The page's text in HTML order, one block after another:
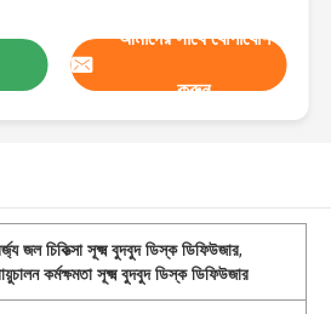
আমাদের সাথে যোগাযোগ
করুন
জল চিকিত্সা সূক্ষ্ম বুদবুদ ডিস্ক ডিফিউজার,
কর্মক্ষমতা সূক্ষ্ম বুদবুদ ডিস্ক ডিফিউজার